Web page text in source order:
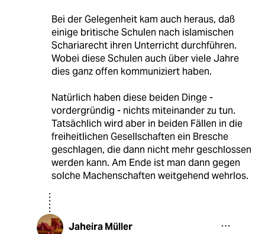
Bei der Gelegenheit kam auch heraus, daß
einige britische Schulen nach islamischen
Schariarecht ihren Unterricht durchführen.
Wobei diese Schulen auch über viele Jahre
dies ganz offen kommuniziert haben.
Natürlich haben diese beiden Dinge -
vordergründig - nichts miteinander zu tun.
Tatsächlich wird aber in beiden Fällen in die
freiheitlichen Gesellschaften ein Bresche
geschlagen, die dann nicht mehr geschlossen
werden kann. Am Ende ist man dann gegen
solche Machenschaften weitgehend wehrlos.
Jaheira Müller